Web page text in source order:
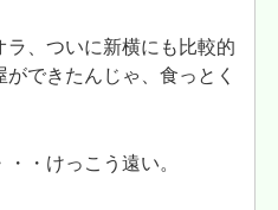
ラ、ついに新横にも比較的
できたんじゃ、食っとく
・けっこう遠い。